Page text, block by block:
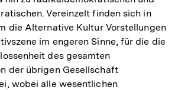
Vereinzelt finden sich in
die Alternative Kultur Vorstellungen
im engeren Sinne, für die die
des gesamten
der übrigen Gesellschaft
wobei alle wesentlichen